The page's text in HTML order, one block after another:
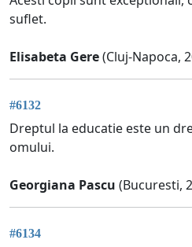
suflet.
Elisabeta Gere(Cluj-Napoca,
#6132
Dreptul la educatie este un
omului.
Georgiana Pascu (Bucuresti,
#6134